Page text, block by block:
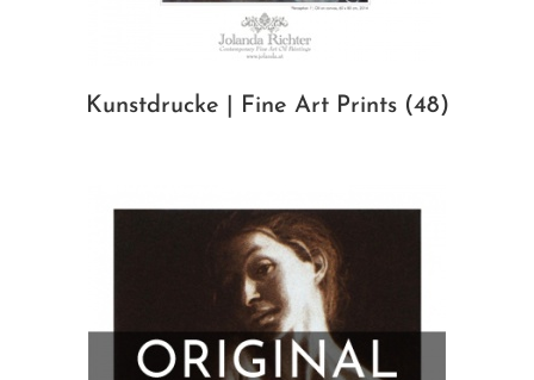
Kunstdrucke | Fine Art Prints (48)